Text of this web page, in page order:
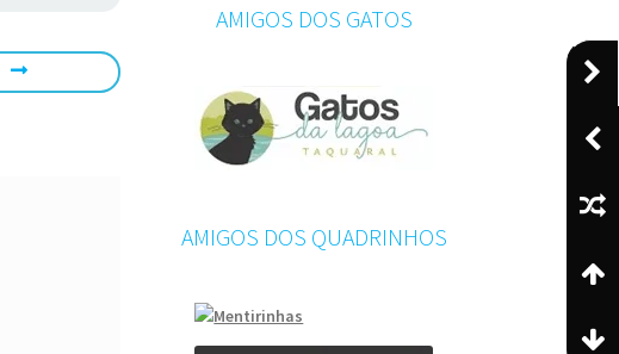
AMIGOS DOS GATOS
AMIGOS DOS QUADRINHOS